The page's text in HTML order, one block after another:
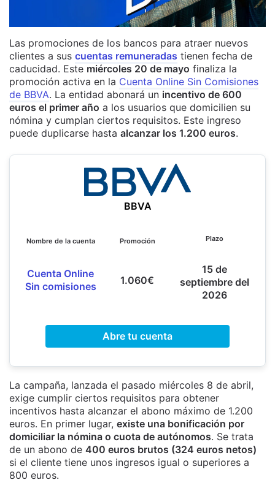
Las promociones de los bancos para atraer nuevos
clientes a sus cuentas remuneradas tienen fecha de
caducidad. Este miércoles 20 de mayo finaliza la
promoción activa en la Cuenta Online Sin Comisiones
de BBVA. La entidad abonará un incentivo de 600
euros el primer año a los usuarios que domicilien su
nómina y cumplan ciertos requisitos. Este ingreso
puede duplicarse hasta alcanzar los 1.200 euros.
BBVA
Nombre de la cuenta
Cuenta Online
Sin comisiones
Promoción
1.060€
Plazo
15 de
septiembre del
2026
Abre tu cuenta
La campaña, lanzada el pasado miércoles 8 de abril,
exige cumplir ciertos requisitos para obtener
incentivos hasta alcanzar el abono máximo de 1.200
euros. En primer lugar, existe una bonificación por
domiciliar la nómina o cuota de autónomos. Se trata
de un abono de 400 euros brutos (324 euros netos)
si el cliente tiene unos ingresos igual o superiores a
800 euros.